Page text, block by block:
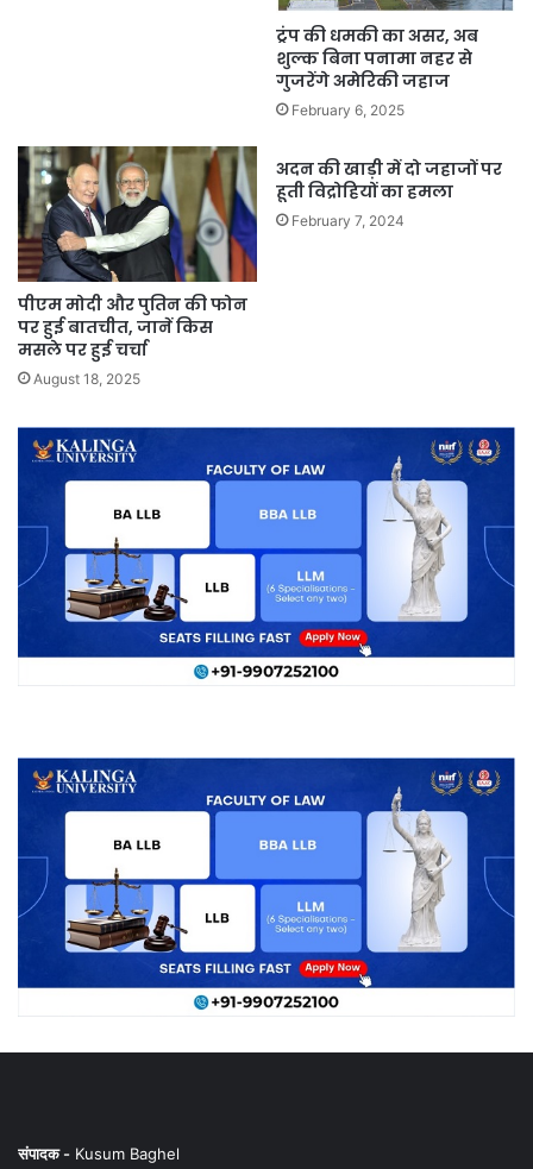
ट्रंप की धमकी का असर, अब
शुल्क बिना पनामा नहर से
गुजरेंगे अमेरिकी जहाज
February 6, 2025
पीएम मोदी और पुतिन की फोन
पर हुई बातचीत, जानें किस
मसले पर हुई चर्चा
August 18, 2025
अदन की खाड़ी में दो जहाजों पर
हूती विद्रोहियों का हमला
February 7, 2024
संपादक - Kusum Baghel